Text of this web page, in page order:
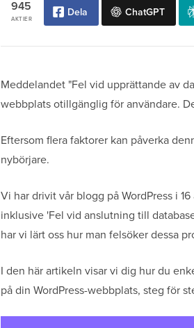
AKTIER
945 Dela ChatGPT
Meddelandet "Fel vid upprättande av
webbplats otillgänglig för användare.
Eftersom flera faktorer kan påverka
nybörjare.
Vi har drivit vår blogg på WordPress i
inklusive 'Fel vid anslutning till
har vi lärt oss hur man felsöker dessa
I den här artikeln visar vi dig hur du
på din WordPress-webbplats, steg för